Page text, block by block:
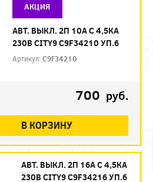
АКЦИЯ
АВТ. ВЫКЛ. 2П 10А С 4,5КА
230В CITY9 C9F34210 УП.6
Артикул:C9F34210
700 руб.
В КОРЗИНУ
АВТ. ВЫКЛ. 2П 16А С 4,5КА
230В CITY9 C9F34216 УП.6